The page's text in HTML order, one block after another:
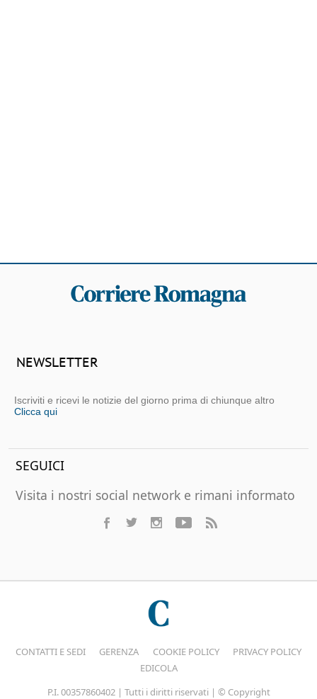
NEWSLETTER
Iscriviti e ricevi le notizie del giorno prima di chiunque altro
Clicca qui
SEGUICI
Visita i nostri social network e rimani informato
CONTATTI E SEDI GERENZA COOKIE POLICY
PRIVACY POLICY
EDICOLA
P.I. 00357860402 | Tutti i diritti riservati | © Copyright